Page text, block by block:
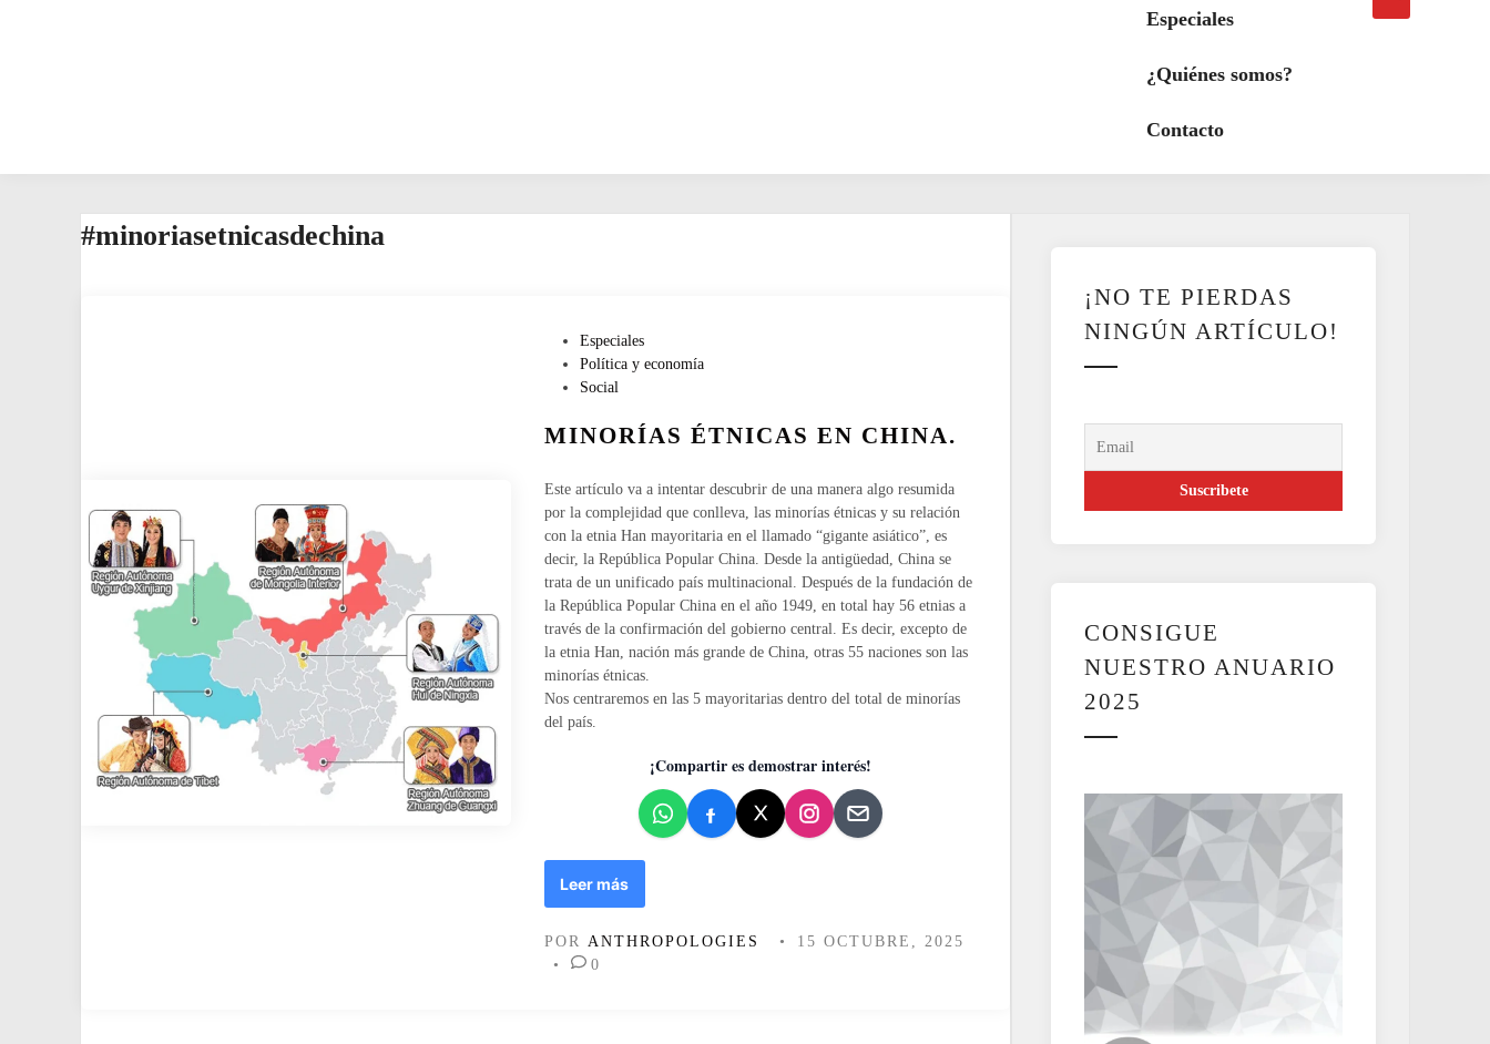
Especiales
¿Quiénes somos?
Contacto
búsqueda
#minoriasetnicasdechina
i
a
o
e
Especiales
Política y economía
Social
MINORÍAS ÉTNICAS EN CHINA.
Este artículo va a intentar descubrir de una manera algo resumida
por la complejidad que conlleva, las minorías étnicas y su relación
con la etnia Han mayoritaria en el llamado “gigante asiático”, es
decir, la República Popular China. Desde la antigüedad, China se
trata de un unificado país multinacional. Después de la fundación de
la República Popular China en el año 1949, en total hay 56 etnias a
través de la confirmación del gobierno central. Es decir, excepto de
la etnia Han, nación más grande de China, otras 55 naciones son las
minorías étnicas.
Nos centraremos en las 5 mayoritarias dentro del total de minorías
del país.
¡Compartir es demostrar interés!
M
I
O
Leer más
POR ANTHROPOLOGIES •
15 OCTUBRE, 2025
•
0
¡NO TE PIERDAS
NINGÚN ARTÍCULO!
CONSIGUE
NUESTRO ANUARIO
2025